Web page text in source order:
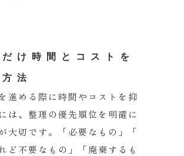
け時間とコストを
法
進める際に時間やコストを抑
は、 整理の優先順位を明確に
大切です。「必要なもの」「
ど不要なもの」「廃棄するも